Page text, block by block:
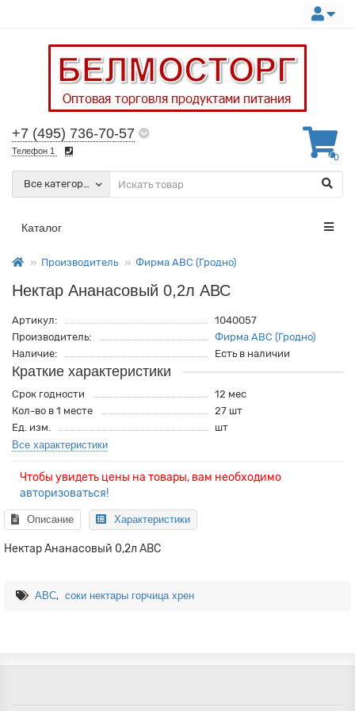
+7 (495) 736-70-57
Телефон 1
0
Все категории
Каталог
Производитель Фирма АВС (Гродно)
Нектар Ананасовый 0,2л АВС
Артикул:
1040057
Производитель:
Фирма АВС (Гродно)
Наличие:
Есть в наличии
Краткие характеристики
Срок годности
12 мес
Кол-во в 1 месте
27 шт
Ед. изм.
шт
Все характеристики
Чтобы увидеть цены на товары, вам необходимо
авторизоваться!
Описание Характеристики
Нектар Ананасовый 0,2л АВС
АВС, соки нектары горчица хрен